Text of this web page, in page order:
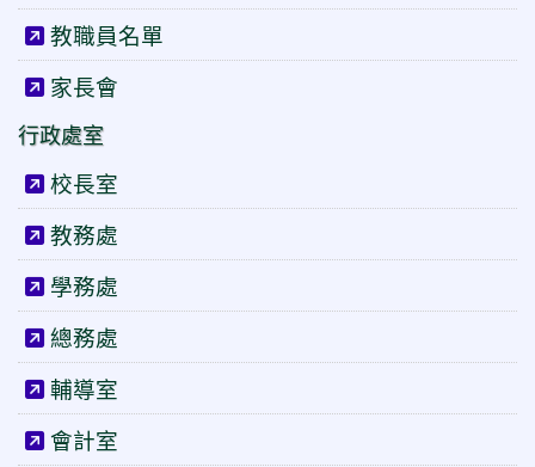
教職員名單
家長會
行政處室
校長室
教務處
學務處
總務處
輔導室
會計室